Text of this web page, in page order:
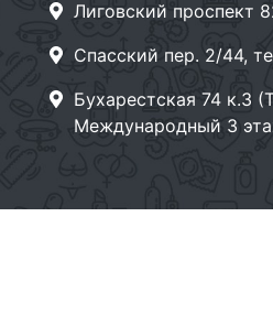
Лиговский проспект
Спасский пер. 2/44,
Бухарестская 74 к.3
Международный 3